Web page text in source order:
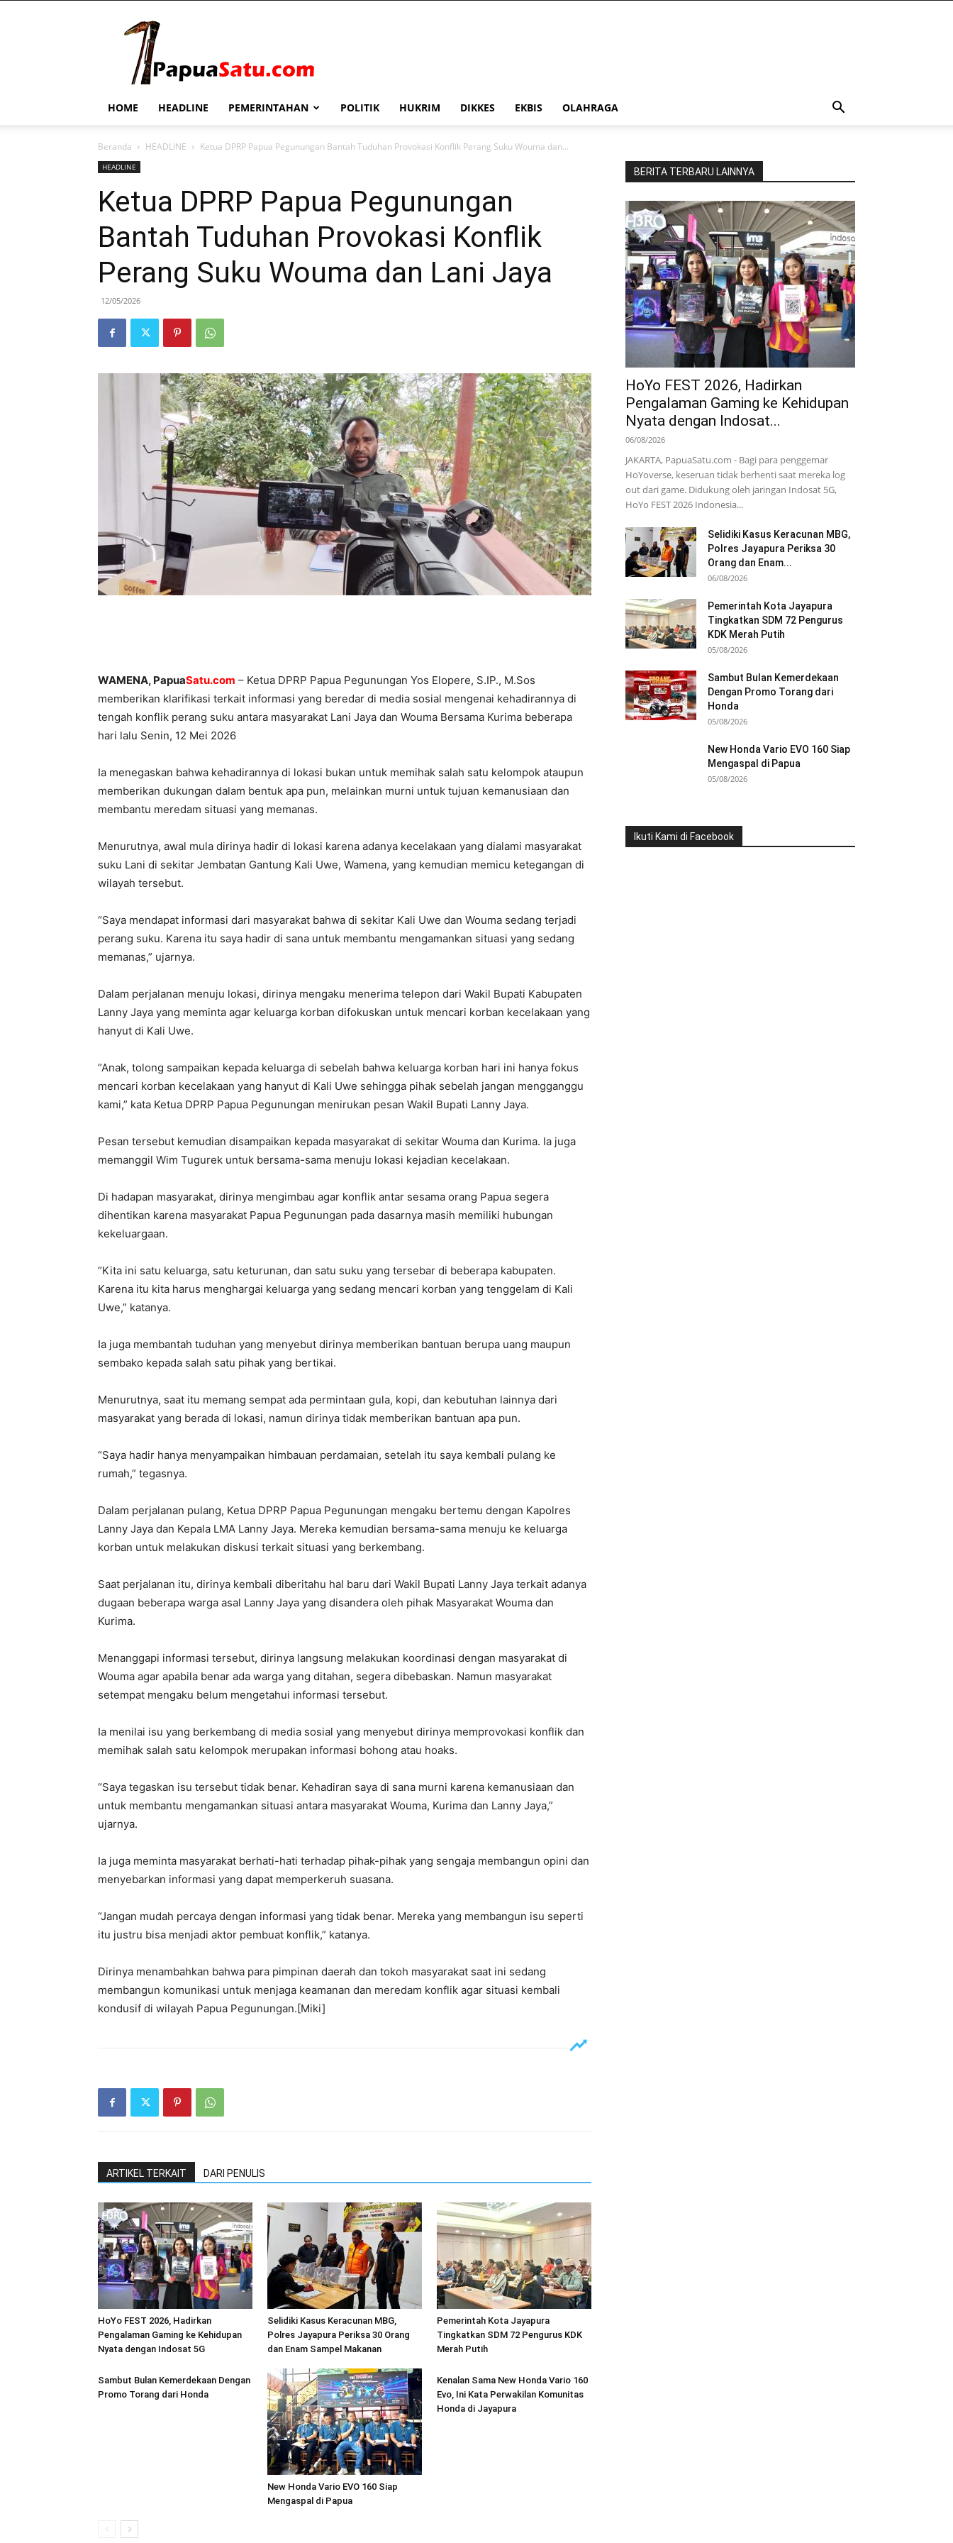
HOME HEADLINE PEMERINTAHAN POLITIK HUKRIM DIKKES EKBIS OLAHRAGA
Beranda HEADLINE Ketua DPRP Papua Pegunungan Bantah Tuduhan Provokasi Konflik Perang Suku Wouma dan...
HEADLINE
Ketua DPRP Papua Pegunungan
Bantah Tuduhan Provokasi Konflik
Perang Suku Wouma dan Lani Jaya
12/05/2026
WAMENA, PapuaSatu.com – Ketua DPRP Papua Pegunungan Yos Elopere, S.IP., M.Sos
memberikan klarifikasi terkait informasi yang beredar di media sosial mengenai kehadirannya di
tengah konflik perang suku antara masyarakat Lani Jaya dan Wouma Bersama Kurima beberapa
hari lalu Senin, 12 Mei 2026
Ia menegaskan bahwa kehadirannya di lokasi bukan untuk memihak salah satu kelompok ataupun
memberikan dukungan dalam bentuk apa pun, melainkan murni untuk tujuan kemanusiaan dan
membantu meredam situasi yang memanas.
Menurutnya, awal mula dirinya hadir di lokasi karena adanya kecelakaan yang dialami masyarakat
suku Lani di sekitar Jembatan Gantung Kali Uwe, Wamena, yang kemudian memicu ketegangan di
wilayah tersebut.
“Saya mendapat informasi dari masyarakat bahwa di sekitar Kali Uwe dan Wouma sedang terjadi
perang suku. Karena itu saya hadir di sana untuk membantu mengamankan situasi yang sedang
memanas,” ujarnya.
Dalam perjalanan menuju lokasi, dirinya mengaku menerima telepon dari Wakil Bupati Kabupaten
Lanny Jaya yang meminta agar keluarga korban difokuskan untuk mencari korban kecelakaan yang
hanyut di Kali Uwe.
“Anak, tolong sampaikan kepada keluarga di sebelah bahwa keluarga korban hari ini hanya fokus
mencari korban kecelakaan yang hanyut di Kali Uwe sehingga pihak sebelah jangan mengganggu
kami,” kata Ketua DPRP Papua Pegunungan menirukan pesan Wakil Bupati Lanny Jaya.
Pesan tersebut kemudian disampaikan kepada masyarakat di sekitar Wouma dan Kurima. Ia juga
memanggil Wim Tugurek untuk bersama-sama menuju lokasi kejadian kecelakaan.
Di hadapan masyarakat, dirinya mengimbau agar konflik antar sesama orang Papua segera
dihentikan karena masyarakat Papua Pegunungan pada dasarnya masih memiliki hubungan
kekeluargaan.
“Kita ini satu keluarga, satu keturunan, dan satu suku yang tersebar di beberapa kabupaten.
Karena itu kita harus menghargai keluarga yang sedang mencari korban yang tenggelam di Kali
Uwe,” katanya.
Ia juga membantah tuduhan yang menyebut dirinya memberikan bantuan berupa uang maupun
sembako kepada salah satu pihak yang bertikai.
Menurutnya, saat itu memang sempat ada permintaan gula, kopi, dan kebutuhan lainnya dari
masyarakat yang berada di lokasi, namun dirinya tidak memberikan bantuan apa pun.
“Saya hadir hanya menyampaikan himbauan perdamaian, setelah itu saya kembali pulang ke
rumah,” tegasnya.
Dalam perjalanan pulang, Ketua DPRP Papua Pegunungan mengaku bertemu dengan Kapolres
Lanny Jaya dan Kepala LMA Lanny Jaya. Mereka kemudian bersama-sama menuju ke keluarga
korban untuk melakukan diskusi terkait situasi yang berkembang.
Saat perjalanan itu, dirinya kembali diberitahu hal baru dari Wakil Bupati Lanny Jaya terkait adanya
dugaan beberapa warga asal Lanny Jaya yang disandera oleh pihak Masyarakat Wouma dan
Kurima.
Menanggapi informasi tersebut, dirinya langsung melakukan koordinasi dengan masyarakat di
Wouma agar apabila benar ada warga yang ditahan, segera dibebaskan. Namun masyarakat
setempat mengaku belum mengetahui informasi tersebut.
Ia menilai isu yang berkembang di media sosial yang menyebut dirinya memprovokasi konflik dan
memihak salah satu kelompok merupakan informasi bohong atau hoaks.
“Saya tegaskan isu tersebut tidak benar. Kehadiran saya di sana murni karena kemanusiaan dan
untuk membantu mengamankan situasi antara masyarakat Wouma, Kurima dan Lanny Jaya,”
ujarnya.
Ia juga meminta masyarakat berhati-hati terhadap pihak-pihak yang sengaja membangun opini dan
menyebarkan informasi yang dapat memperkeruh suasana.
“Jangan mudah percaya dengan informasi yang tidak benar. Mereka yang membangun isu seperti
itu justru bisa menjadi aktor pembuat konflik,” katanya.
Dirinya menambahkan bahwa para pimpinan daerah dan tokoh masyarakat saat ini sedang
membangun komunikasi untuk menjaga keamanan dan meredam konflik agar situasi kembali
kondusif di wilayah Papua Pegunungan.[Miki]
ARTIKEL TERKAIT DARI PENULIS
HoYo FEST 2026, Hadirkan
Pengalaman Gaming ke Kehidupan
Nyata dengan Indosat 5G
Selidiki Kasus Keracunan MBG,
Polres Jayapura Periksa 30 Orang
dan Enam Sampel Makanan
Pemerintah Kota Jayapura
Tingkatkan SDM 72 Pengurus KDK
Merah Putih
Sambut Bulan Kemerdekaan Dengan
Promo Torang dari Honda
New Honda Vario EVO 160 Siap
Mengaspal di Papua
Kenalan Sama New Honda Vario 160
Evo, Ini Kata Perwakilan Komunitas
Honda di Jayapura
BERITA TERBARU LAINNYA
HoYo FEST 2026, Hadirkan
Pengalaman Gaming ke Kehidupan
Nyata dengan Indosat...
06/08/2026
JAKARTA, PapuaSatu.com - Bagi para penggemar
HoYoverse, keseruan tidak berhenti saat mereka log
out dari game. Didukung oleh jaringan Indosat 5G,
HoYo FEST 2026 Indonesia...
Selidiki Kasus Keracunan MBG,
Polres Jayapura Periksa 30
Orang dan Enam...
06/08/2026
Pemerintah Kota Jayapura
Tingkatkan SDM 72 Pengurus
KDK Merah Putih
05/08/2026
Sambut Bulan Kemerdekaan
Dengan Promo Torang dari
Honda
05/08/2026
New Honda Vario EVO 160 Siap
Mengaspal di Papua
05/08/2026
Ikuti Kami di Facebook